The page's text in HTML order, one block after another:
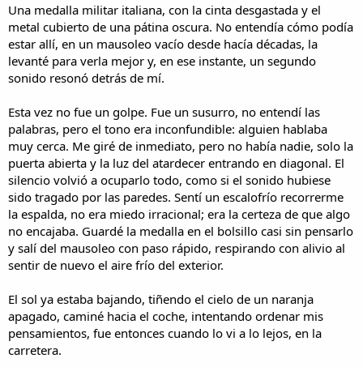
Una medalla militar italiana, con la cinta desgastada y el
metal cubierto de una pátina oscura. No entendía cómo podía
estar allí, en un mausoleo vacío desde hacía décadas, la
levanté para verla mejor y, en ese instante, un segundo
sonido resonó detrás de mí.
Esta vez no fue un golpe. Fue un susurro, no entendí las
palabras, pero el tono era inconfundible: alguien hablaba
muy cerca. Me giré de inmediato, pero no había nadie, solo la
puerta abierta y la luz del atardecer entrando en diagonal. El
silencio volvió a ocuparlo todo, como si el sonido hubiese
sido tragado por las paredes. Sentí un escalofrío recorrerme
la espalda, no era miedo irracional; era la certeza de que algo
no encajaba. Guardé la medalla en el bolsillo casi sin pensarlo
y salí del mausoleo con paso rápido, respirando con alivio al
sentir de nuevo el aire frío del exterior.
El sol ya estaba bajando, tiñendo el cielo de un naranja
apagado, caminé hacia el coche, intentando ordenar mis
pensamientos, fue entonces cuando lo vi a lo lejos, en la
carretera.